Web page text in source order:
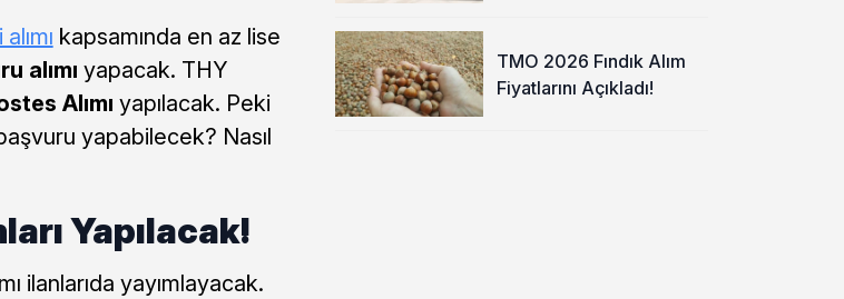
kapsamında en az lise
alımı yapacak. THY
Alımı yapılacak. Peki
yapabilecek? Nasıl
Yapılacak!
ilanlarıda yayımlayacak.
TMO 2026 Fındık Alım
Fiyatlarını Açıkladı!